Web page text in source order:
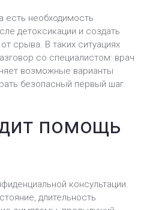
в Киеве
в Киеве
Киеве
в Киеве
в Киеве
есть необходимость
детоксикации и создать
срыва. В таких ситуациях
со специалистом: врач
возможные варианты
безопасный первый шаг.
помощь
консультации.
длительность